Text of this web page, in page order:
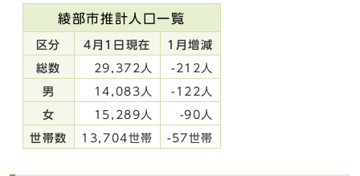
綾部市推計人口一覧
区分 4月1日現在 1月増減
総数 29,372人 -212人
男 14,083人 -122人
女 15,289人 -90人
世帯数 13,704世帯 -57世帯